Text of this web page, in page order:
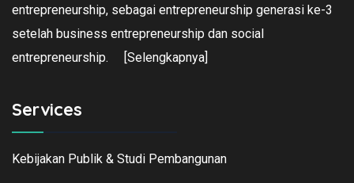
entrepreneurship, sebagai entrepreneurship generasi ke-3
setelah business entrepreneurship dan social
entrepreneurship.
[Selengkapnya]
Services
Kebijakan Publik & Studi Pembangunan